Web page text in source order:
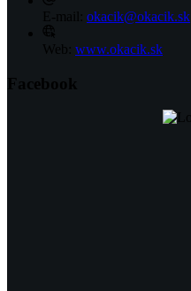
E-mail: okacik@okacik.sk
Web: www.okacik.sk
Facebook